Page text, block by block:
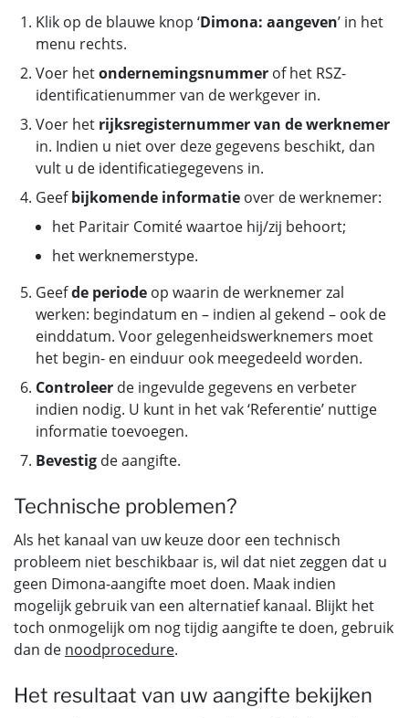
Klik op de blauwe knop ‘Dimona: aangeven’ in het
menu rechts.
Voer hetondernemingsnummer of het RSZ-
identificatienummer van de werkgever in.
Voer het rijksregisternummer van de werknemer
in. Indien u niet over deze gegevens beschikt, dan
vult u de identificatiegegevens in.
Geefbijkomende informatie over de werknemer:
het Paritair Comité waartoe hij/zij behoort;
het werknemerstype.
Geefde periode op waarin de werknemer zal
werken: begindatum en – indien al gekend – ook de
einddatum. Voor gelegenheidswerknemers moet
het begin- en einduur ook meegedeeld worden.
Controleer de ingevulde gegevens en verbeter
indien nodig. U kunt in het vak ‘Referentie’ nuttige
informatie toevoegen.
Bevestig de aangifte.
Technische problemen?
Als het kanaal van uw keuze door een technisch
probleem niet beschikbaar is, wil dat niet zeggen dat u
geen Dimona-aangifte moet doen. Maak indien
mogelijk gebruik van een alternatief kanaal. Blijkt het
toch onmogelijk om nog tijdig aangifte te doen, gebruik
dan de noodprocedure.
Het resultaat van uw aangifte bekijken